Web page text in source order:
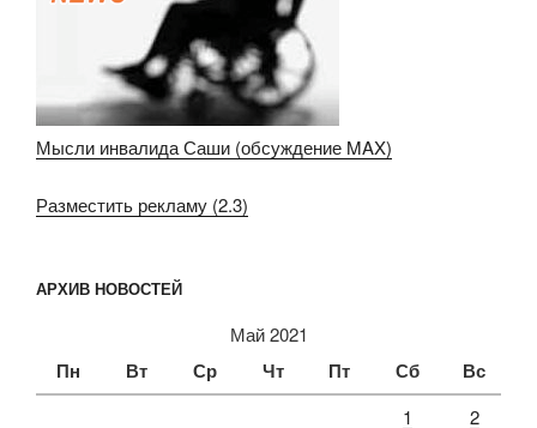
Мысли инвалида Саши (обсуждение MAX)
Разместить рекламу (2.3)
АРХИВ НОВОСТЕЙ
Май 2021
Пн Вт Ср Чт Пт Сб Вс
1
2